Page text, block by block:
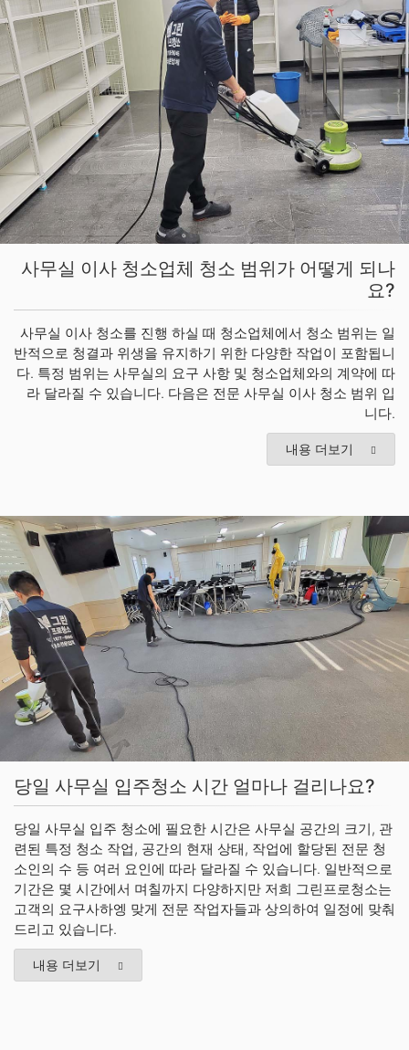
사무실 이사 청소업체 청소 범위가 어떻게 되나
요?
사무실 이사 청소를 진행 하실 때 청소업체에서 청소 범위는 일
반적으로 청결과 위생을 유지하기 위한 다양한 작업이 포함됩니
다. 특정 범위는 사무실의 요구 사항 및 청소업체와의 계약에 따
라 달라질 수 있습니다. 다음은 전문 사무실 이사 청소 범위 입
니다.
내용 더보기
당일 사무실 입주청소 시간 얼마나 걸리나요?
당일 사무실 입주 청소에 필요한 시간은 사무실 공간의 크기, 관
련된 특정 청소 작업, 공간의 현재 상태, 작업에 할당된 전문 청
소인의 수 등 여러 요인에 따라 달라질 수 있습니다. 일반적으로
기간은 몇 시간에서 며칠까지 다양하지만 저희 그린프로청소는
고객의 요구사하엥 맞게 전문 작업자들과 상의하여 일정에 맞춰
드리고 있습니다.
내용 더보기